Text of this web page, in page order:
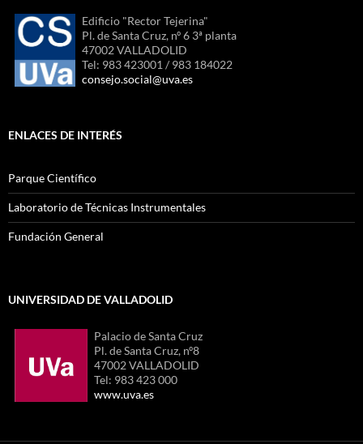
Edificio "Rector Tejerina"
Pl. de Santa Cruz, nº 6 3ª planta
47002 VALLADOLID
Tel: 983 423001 / 983 184022
consejo.social@uva.es
ENLACES DE INTERÉS
Parque Científico
Laboratorio de Técnicas Instrumentales
Fundación General
UNIVERSIDAD DE VALLADOLID
Palacio de Santa Cruz
Pl. de Santa Cruz, nº8
47002 VALLADOLID
Tel: 983 423 000
www.uva.es